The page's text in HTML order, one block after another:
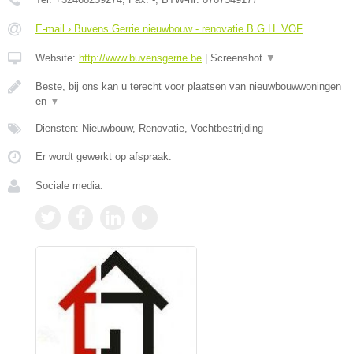
E-mail › Buvens Gerrie nieuwbouw - renovatie B.G.H. VOF
Website: http://www.buvensgerrie.be | Screenshot ▼
Beste, bij ons kan u terecht voor plaatsen van nieuwbouwwoningen
en ▼
Diensten: Nieuwbouw, Renovatie, Vochtbestrijding
Er wordt gewerkt op afspraak.
Sociale media: